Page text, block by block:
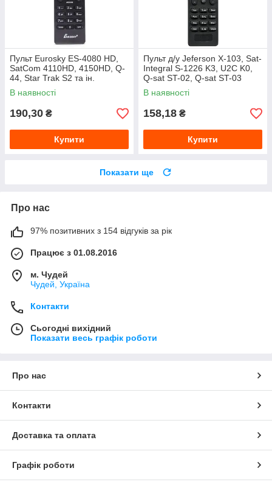
Пульт Eurosky ES-4080 HD,
SatCom 4110HD, 4150HD, Q-
44, Star Trak S2 та ін.
В наявності
190,30 ₴
Купити
Пульт д/у Jeferson X-103, Sat-
Integral S-1226 K3, U2C K0,
Q-sat ST-02, Q-sat ST-03
В наявності
158,18 ₴
Купити
Показати ще
Про нас
97% позитивних з 154 відгуків за рік
Працює з 01.08.2016
м. Чудей
Чудей, Україна
Контакти
Сьогодні вихідний
Показати весь графік роботи
Про нас
Контакти
Доставка та оплата
Графік роботи